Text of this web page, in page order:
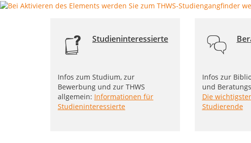
Studieninteressierte
Infos zum Studium, zur
Bewerbung und zur THWS
allgemein: Informationen für
Studieninteressierte
Infos zur
und
Die
Studierende